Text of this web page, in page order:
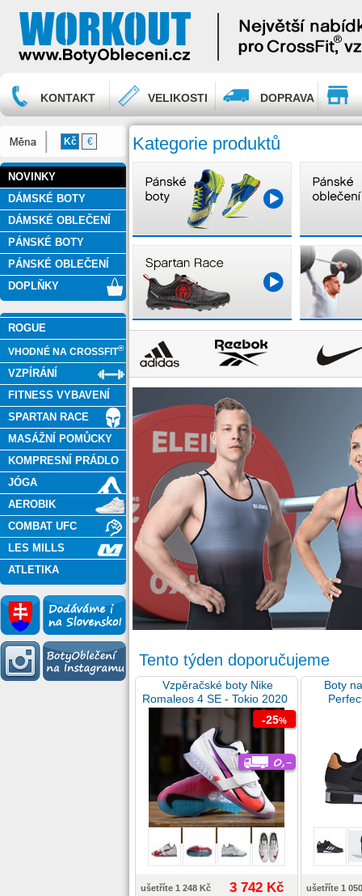
KONTAKT VELIKOSTI DOPRAVA
Kč €
NOVINKY
DÁMSKÉ BOTY
DÁMSKÉ OBLEČENÍ
PÁNSKÉ BOTY
PÁNSKÉ OBLEČENÍ
DOPLŇKY
ROGUE
VHODNÉ NA CROSSFIT®
VZPÍRÁNÍ
FITNESS VYBAVENÍ
SPARTAN RACE
MASÁŽNÍ POMŮCKY
KOMPRESNÍ PRÁDLO
JÓGA
AEROBIK
COMBAT UFC
LES MILLS
ATLETIKA
Kategorie produktů
Tento týden doporučujeme
-25%
Vzpěračské boty Nike
Romaleos 4 SE - Tokio 2020
ušetříte 1 248 Kč 3 742 Kč
Boty
ušetříte 1